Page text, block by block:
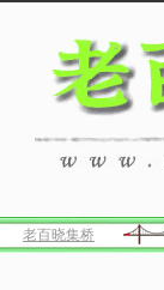
老百晓集桥